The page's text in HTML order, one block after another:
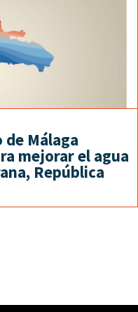
Málaga
mejorar el agua
República